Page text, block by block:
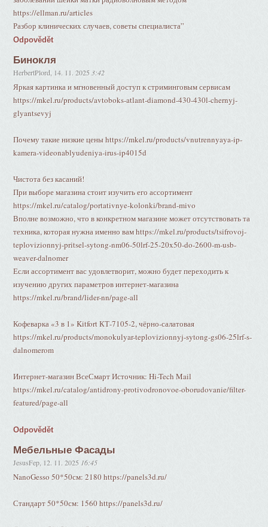
https://ellman.ru/articles
Разбор клинических случаев, советы специалиста”
Odpovědět
Бинокля
HerbertPlord 14. 11. 2025 3:42
Яркая картинка и мгновенный доступ к стриминговым сервисам
https://mkel.ru/products/avtoboks-atlant-diamond-430-430l-chernyj-
glyantsevyj
Почему такие низкие цены https://mkel.ru/products/vnutrennyaya-ip-
kamera-videonablyudeniya-irus-ip4015d
Чистота без касаний!
При выборе магазина стоит изучить его ассортимент
https://mkel.ru/catalog/portativnye-kolonki/brand-mivo
Вполне возможно, что в конкретном магазине может отсутствовать та
техника, которая нужна именно вам https://mkel.ru/products/tsifrovoj-
teplovizionnyj-pritsel-sytong-nm06-50lrf-25-20x50-do-2600-m-usb-
weaver-dalnomer
Если ассортимент вас удовлетворит, можно будет переходить к
изучению других параметров интернет-магазина
https://mkel.ru/brand/lider-nn/page-all
Кофеварка «3 в 1» Kitfort КТ-7105-2, чёрно-салатовая
https://mkel.ru/products/monokulyar-teplovizionnyj-sytong-gs06-25lrf-s-
dalnomerom
Интернет-магазин ВсеСмарт Источник: Hi-Tech Mail
https://mkel.ru/catalog/antidrony-protivodronovoe-oborudovanie/filter-
featured/page-all
Odpovědět
Мебельные Фасады
JesusFep 12. 11. 2025 16:45
NanoGesso 50*50см: 2180 https://panels3d.ru/
Стандарт 50*50см: 1560 https://panels3d.ru/